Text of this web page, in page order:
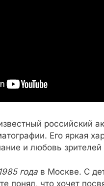
российский
Его яркая
и любовь
года в Москве. С
понял, что хочет